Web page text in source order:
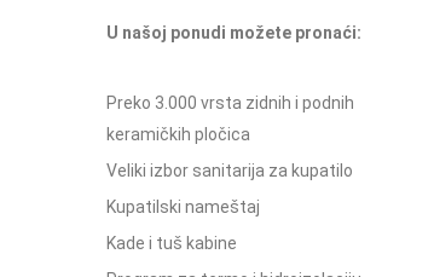
U našoj ponudi možete pronaći:
Preko 3.000 vrsta zidnih i podnih
keramičkih pločica
Veliki izbor sanitarija za kupatilo
Kupatilski nameštaj
Kade i tuš kabine